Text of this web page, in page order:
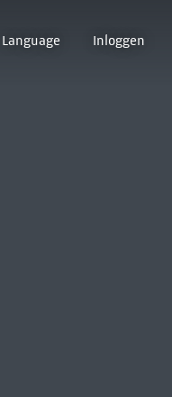
Language Inloggen